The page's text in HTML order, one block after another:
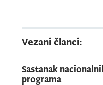
međunarodne
istraživačkih
programa.
Vezani članci:
Sastanak
programa